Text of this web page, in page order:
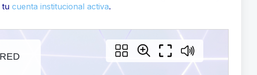
tu cuenta institucional activa.